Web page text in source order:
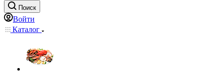
Поиск
Войти
Каталог